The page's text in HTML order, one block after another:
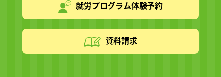
就労プログラム体験予約
資料請求